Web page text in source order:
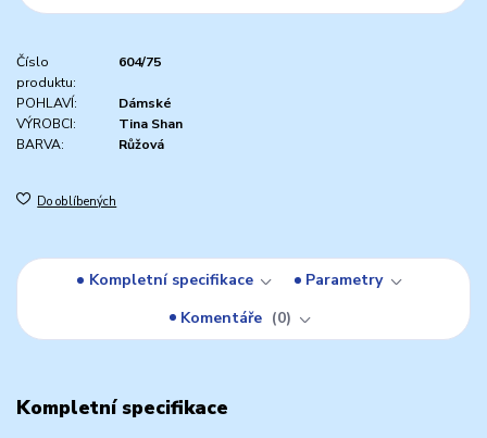
Číslo
produktu:
604/75
POHLAVÍ:
Dámské
VÝROBCI:
Tina Shan
BARVA:
Růžová
Do oblíbených
Kompletní specifikace
Parametry
Komentáře
0
Kompletní specifikace